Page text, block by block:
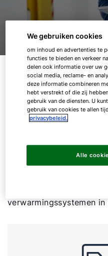
01.Tools
Met onze digitale
over professionele
Solar Configurator
stappen het juiste
en
eenvoudig het juiste
verwarmingssystemen
We gebruiken cookies
om inhoud en advertenties te
functies te bieden en verkeer
delen ook informatie over uw
social media, reclame- en
deze informatie combineren
hebt verstrekt of die zij
gebruik van de diensten. U
gebruik van cookies te allen
privacybeleid.
Alle